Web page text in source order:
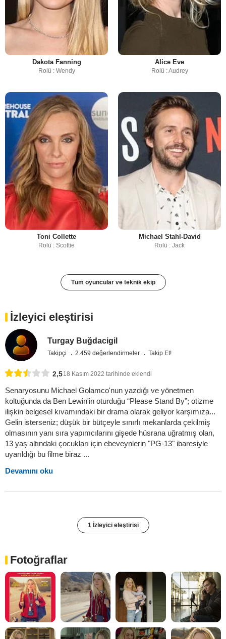
Dakota Fanning
Rolü : Wendy
Alice Eve
Rolü : Audrey
Toni Collette
Rolü : Scottie
Michael Stahl-David
Rolü : Jack
Tüm oyuncular ve teknik ekip
İzleyici eleştirisi
Turgay Buğdacigil
Takipçi 2.459 değerlendirmeler Takip Et!
2,518 Kasım 2022 tarihinde eklendi
Senaryosunu Michael Golamco'nun yazdığı ve yönetmen
koltuğunda da Ben Lewin'in oturduğu “Please Stand By”; otizme
ilişkin belgesel kıvamındaki bir drama olarak geliyor karşımıza...
Gelin isterseniz; düşük bir bütçeyle sınırlı mekanlarda çekilmiş
olmasının yanı sıra yapımcılarını gişede hüsrana uğratmış olan,
13 yaş altındaki çocukları için ebeveynlerin "PG-13" ibaresiyle
uyarıldığı bu filme biraz ...
Devamını oku
1 İzleyici eleştirisi
Fotoğraflar